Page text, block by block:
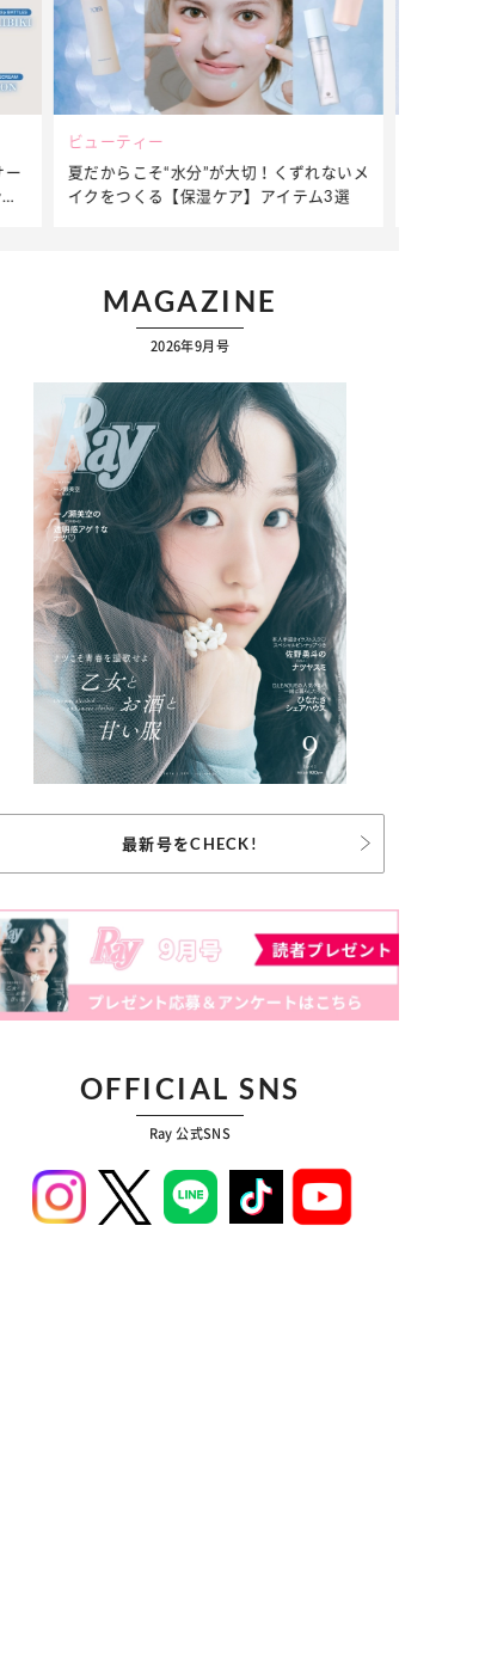
ビューティー
夏だからこそ“水分”が大切！くずれないメ
イクをつくる【保湿ケア】アイテム3選
MAGAZINE
2026年9月号
最新号をCHECK!
OFFICIAL SNS
Ray 公式SNS